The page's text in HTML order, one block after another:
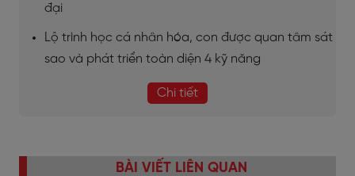
đại
Lộ trình học cá nhân hóa, con được quan tâm sát
sao và phát triển toàn diện 4 kỹ năng
Chi tiết
BÀI VIẾT LIÊN QUAN